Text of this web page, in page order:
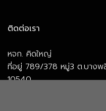
ติดต่อเรา
หจก. คิดใหญ่
ที่อยู่ 789/378 หมู่3 ต.บางพ
10540